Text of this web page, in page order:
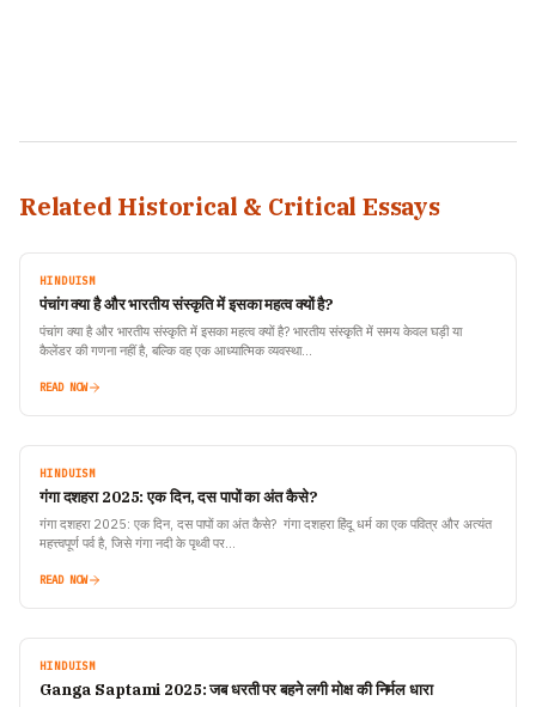
Related Historical & Critical Essays
HINDUISM
पंचांग क्या है और भारतीय संस्कृति में इसका महत्व क्यों है?
पंचांग क्या है और भारतीय संस्कृति में इसका महत्व क्यों है? भारतीय संस्कृति में समय केवल घड़ी या
कैलेंडर की गणना नहीं है, बल्कि वह एक आध्यात्मिक व्यवस्था…
READ NOW
HINDUISM
गंगा दशहरा 2025: एक दिन, दस पापों का अंत कैसे?
गंगा दशहरा 2025: एक दिन, दस पापों का अंत कैसे? गंगा दशहरा हिंदू धर्म का एक पवित्र और अत्यंत
महत्त्वपूर्ण पर्व है, जिसे गंगा नदी के पृथ्वी पर…
READ NOW
HINDUISM
Ganga Saptami 2025: जब धरती पर बहने लगी मोक्ष की निर्मल धारा